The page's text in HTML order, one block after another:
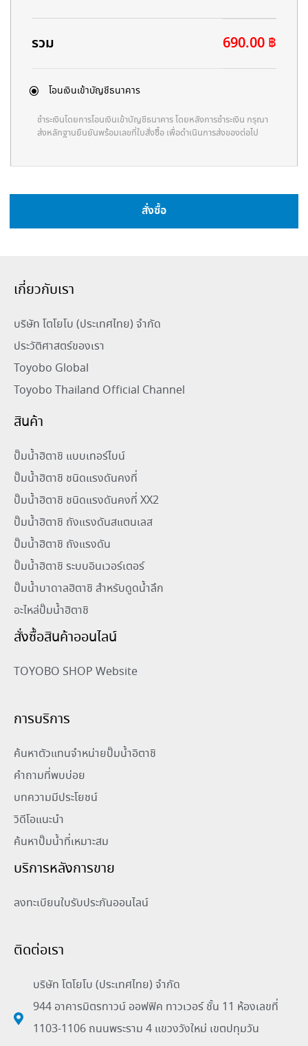
รวม 690.00 ฿
โอนเงินเข้าบัญชีธนาคาร
ชำระเงินโดยการโอนเงินเข้าบัญชีธนาคาร โดยหลังการชำระเงิน กรุณา
ส่งหลักฐานยืนยันพร้อมเลขที่ใบสั่งซื้อ เพื่อดำเนินการส่งของต่อไป
สั่งซื้อ
เกี่ยวกับเรา
บริษัท โตโยโบ (ประเทศไทย) จำกัด
ประวัติศาสตร์ของเรา
Toyobo Global
Toyobo Thailand Official Channel
สินค้า
ปั๊มน้ำฮิตาชิ แบบเทอร์ไบน์
ปั๊มน้ำฮิตาชิ ชนิดแรงดันคงที่
ปั๊มน้ำฮิตาชิ ชนิดแรงดันคงที่ XX2
ปั๊มน้ำฮิตาชิ ถังแรงดันสแตนเลส
ปั๊มน้ำฮิตาชิ ถังแรงดัน
ปั๊มน้ำฮิตาชิ ระบบอินเวอร์เตอร์
ปั๊มน้ำบาดาลฮิตาชิ สำหรับดูดน้ำลึก
อะไหล่ปั๊มน้ำฮิตาชิ
สั่งซื้อสินค้าออนไลน์
TOYOBO SHOP Website
การบริการ
ค้นหาตัวแทนจำหน่ายปั๊มน้ำอิตาชิ
คำถามที่พบบ่อย
บทความมีประโยชน์
วิดีโอแนะนำ
ค้นหาปั๊มน้ำที่เหมาะสม
บริการหลังการขาย
ลงทะเบียนใบรับประกันออนไลน์
ติดต่อเรา
บริษัท โตโยโบ (ประเทศไทย) จำกัด
944 อาคารมิตรทาวน์ ออฟฟิค ทาวเวอร์ ชั้น 11 ห้องเลขที่
1103-1106 ถนนพระราม 4 แขวงวังใหม่ เขตปทุมวัน